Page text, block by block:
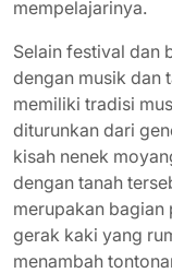
mempelajarinya.
Selain festival dan
dengan musik dan
memiliki tradisi
diturunkan dari
kisah nenek
dengan tanah
merupakan bagian
gerak kaki yang
menambah